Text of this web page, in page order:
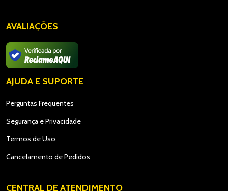
AVALIAÇÕES
AJUDA E SUPORTE
Perguntas Frequentes
Segurança e Privacidade
Termos de Uso
Cancelamento de Pedidos
CENTRAL DE ATENDIMENTO